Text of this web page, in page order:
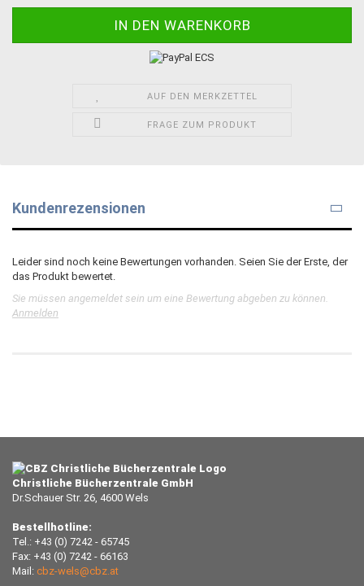
AUF DEN MERKZETTEL
FRAGE ZUM PRODUKT
Kundenrezensionen
Leider sind noch keine Bewertungen vorhanden. Seien Sie der Erste, der
das Produkt bewertet.
Sie müssen angemeldet sein um eine Bewertung abgeben zu können.
Anmelden
Christliche Bücherzentrale GmbH
Dr.Schauer Str. 26, 4600 Wels
Bestellhotline:
Tel.: +43 (0) 7242 - 65745
Fax: +43 (0) 7242 - 66163
Mail: cbz-wels@cbz.at